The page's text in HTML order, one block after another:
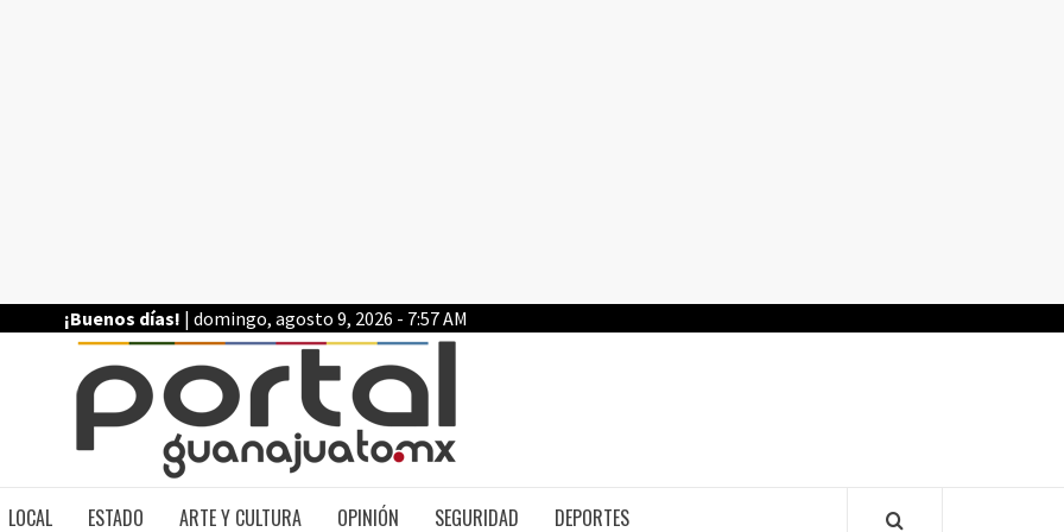
¡Buenos días! | domingo, agosto 9, 2026 - 7:57 AM
LOCAL ESTADO ARTE Y CULTURA OPINIÓN SEGURIDAD DEPORTES